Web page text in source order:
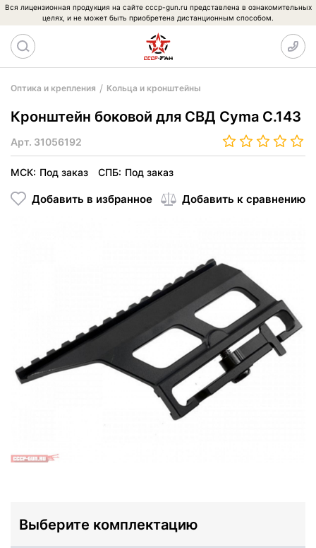
Вся лицензионная продукция на сайте cccp-gun.ru представлена в ознакомительных
целях, и не может быть приобретена дистанционным способом.
Оптика и крепления Кольца и кронштейны
Кронштейн боковой для СВД Cyma C.143
Арт. 31056192
МСК: Под заказ СПБ: Под заказ
Добавить в избранное Добавить к сравнению
Выберите комплектацию